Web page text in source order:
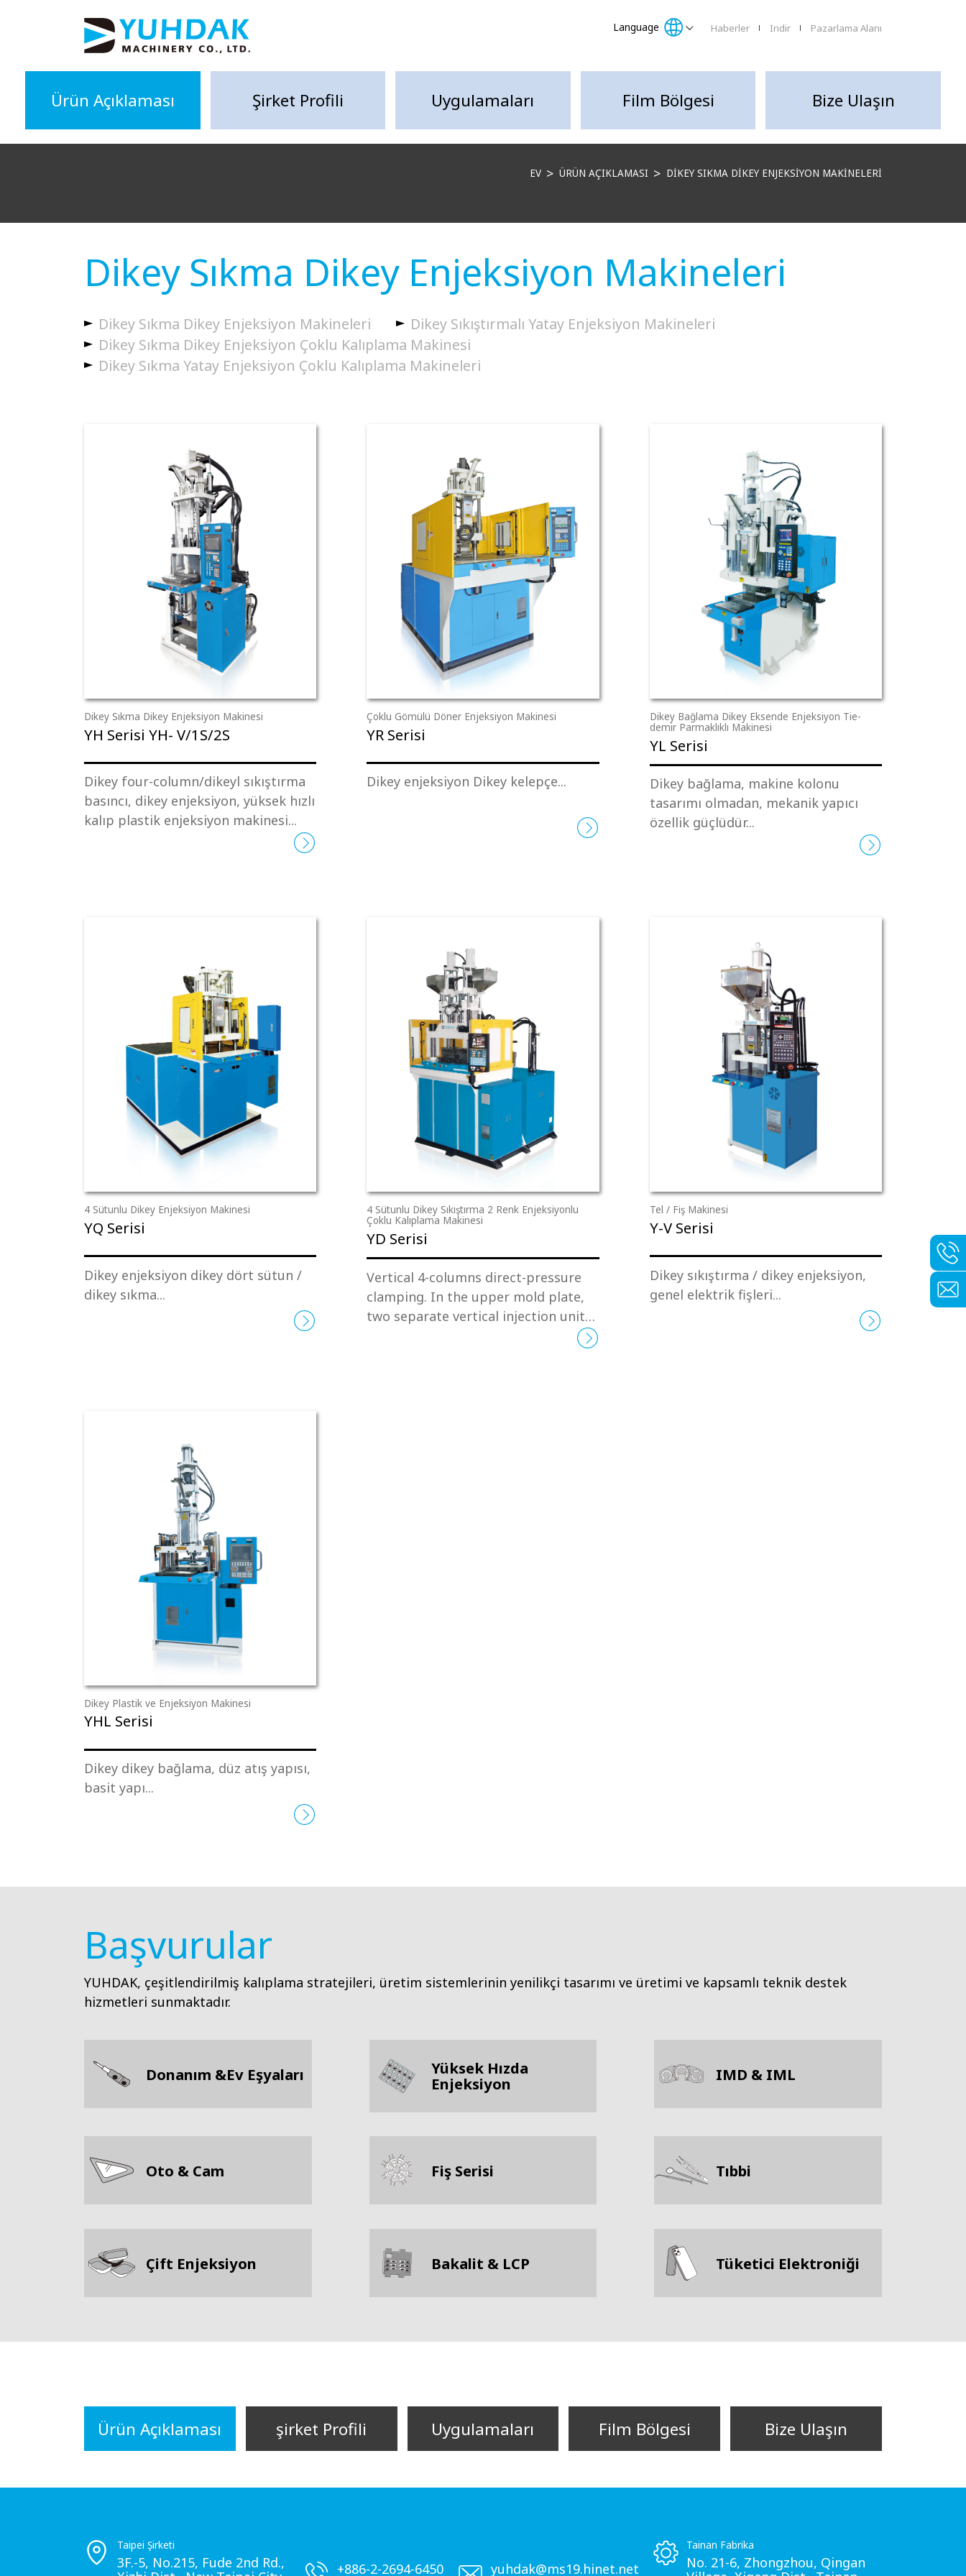
Language Haberler Indir Pazarlama Alanı
Ürün Açıklaması Şirket Profili Uygulamaları Film Bölgesi Bize Ulaşın
EV ÜRÜN AÇIKLAMASI DIKEY SIKMA DIKEY ENJEKSIYON MAKINELERI
Dikey Sıkma Dikey Enjeksiyon Makineleri
Dikey Sıkma Dikey Enjeksiyon Makineleri
Dikey Sıkıştırmalı Yatay Enjeksiyon Makineleri
Dikey Sıkma Dikey Enjeksiyon Çoklu Kalıplama Makinesi
Dikey Sıkma Yatay Enjeksiyon Çoklu Kalıplama Makineleri
Dikey Sıkma Dikey Enjeksiyon Makinesi
YH Serisi YH- V/1S/2S
Dikey four-column/dikeyl sıkıştırma
basıncı, dikey enjeksiyon, yüksek hızlı
kalıp plastik enjeksiyon makinesi...
Çoklu Gömülü Döner Enjeksiyon Makinesi
YR Serisi
Dikey enjeksiyon Dikey kelepçe...
Dikey Bağlama Dikey Eksende Enjeksiyon Tie-
demir Parmaklıklı Makinesi
YL Serisi
Dikey bağlama, makine kolonu
tasarımı olmadan, mekanik yapıcı
özellik güçlüdür...
4 Sütunlu Dikey Enjeksiyon Makinesi
YQ Serisi
Dikey enjeksiyon dikey dört sütun /
dikey sıkma...
4 Sütunlu Dikey Sıkıştırma 2 Renk Enjeksiyonlu
Çoklu Kalıplama Makinesi
YD Serisi
Vertical 4-columns direct-pressure
clamping. In the upper mold plate,
two separate vertical injection units
Tel / Fiş Makinesi
Y-V Serisi
Dikey sıkıştırma / dikey enjeksiyon,
genel elektrik fişleri...
Dikey Plastik ve Enjeksiyon Makinesi
YHL Serisi
Dikey dikey bağlama, düz atış yapısı,
basit yapı...
Başvurular
YUHDAK, çeşitlendirilmiş kalıplama stratejileri, üretim sistemlerinin yenilikçi tasarımı ve üretimi ve kapsamlı teknik destek
hizmetleri sunmaktadır.
Donanım &Ev Eşyaları Yüksek Hızda
Enjeksiyon IMD & IML
Oto & Cam Fiş Serisi Tıbbi
Çift Enjeksiyon Bakalit & LCP Tüketici Elektroniği
Ürün Açıklaması şirket Profili Uygulamaları Film Bölgesi Bize Ulaşın
Taipei Şirketi
3F.-5, No.215, Fude 2nd Rd.,
+886-2-2694-6450 yuhdak@ms19.hinet.net
Tainan Fabrika
No. 21-6, Zhongzhou, Qingan